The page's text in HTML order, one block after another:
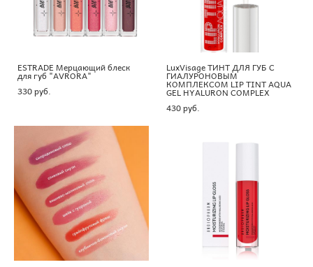
ESTRADE Мерцающий блеск
для губ "AVRORA"
330 pуб.
LuxVisage ТИНТ ДЛЯ ГУБ С
ГИАЛУРОНОВЫМ
КОМПЛЕКСОМ LIP TINT AQUA
GEL HYALURON COMPLEX
430 pуб.